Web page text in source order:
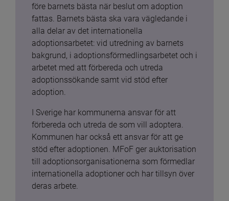
före barnets bästa när beslut om adoption
fattas. Barnets bästa ska vara vägledande i
alla delar av det internationella
adoptionsarbetet: vid utredning av barnets
bakgrund, i adoptionsförmedlingsarbetet och i
arbetet med att förbereda och utreda
adoptionssökande samt vid stöd efter
adoption.
I Sverige har kommunerna ansvar för att
förbereda och utreda de som vill adoptera.
Kommunen har också ett ansvar för att ge
stöd efter adoptionen. MFoF ger auktorisation
till adoptionsorganisationerna som förmedlar
internationella adoptioner och har tillsyn över
deras arbete.